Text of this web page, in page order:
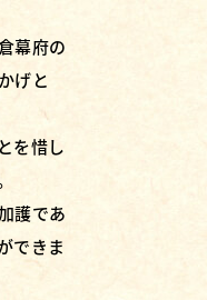
幕府の
げと
を惜し
護であ
できま